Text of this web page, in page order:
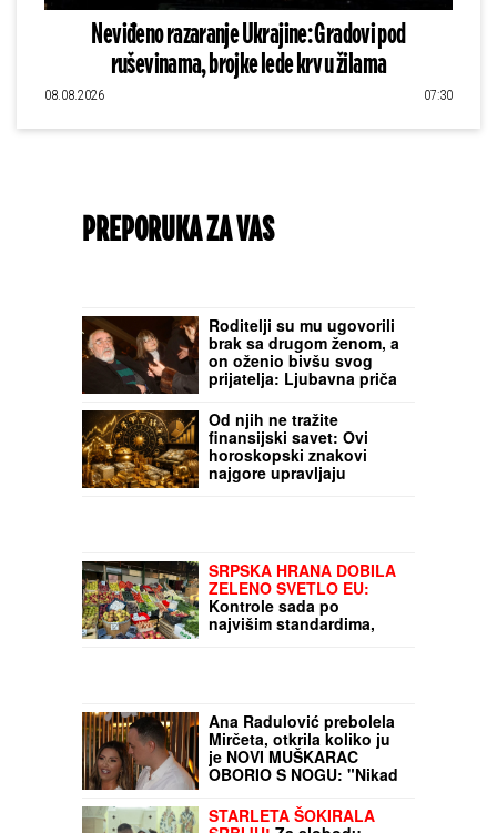
Neviđeno razaranje Ukrajine: Gradovi pod
ruševinama, brojke lede krv u žilama
08.08.2026 07:30
PREPORUKA ZA VAS
RUSKINjA SUROVO NAPADNUTA NA
VOŽDOVCU: Devojčice (15) je oborile, tukle
i otele ranac, a onda je usledio obrt
prijatelja: Ljubavna priča
slavnog para je jedna od
najlepših, a malo ko zna
detalje
Od njih ne tražite
finansijski savet: Ovi
DRŽAVNI TUŽILAC SAD:
Trampov bivši advokat
dobio podršku Senata
SRPSKA HRANA DOBILA
ZELENO SVETLO EU: